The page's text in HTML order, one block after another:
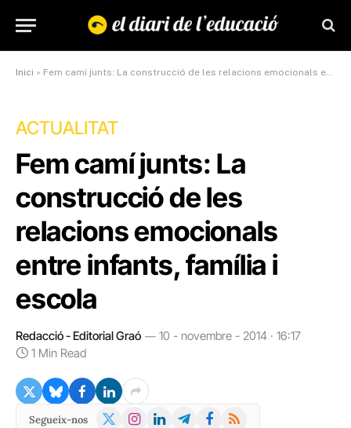
Inici » Fem camí junts: La construcció de les relacions emocionals entre infants, família i escola
ACTUALITAT
Fem camí junts: La
construcció de les
relacions emocionals
entre infants, família i
escola
Redacció - Editorial Graó
10 - novembre - 2014 · 16:17
1 Min Read
Segueix-nos
X
Instagram
LinkedInTelegramFacebook
RSS